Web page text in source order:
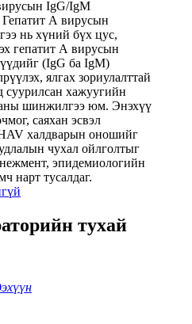
IgG/IgM
А вирусын
нь хүний ​​бүх цус,
гепатит А вирусын
(IgG ба IgM)
ялгах зориулалттай
суурилсан хажуугийн
шинжилгээ юм. Энэхүү
саяхан эсвэл
халдварын оношийг
чухал ойлголтыг
эпидемиологийн
нарт тусалдаг.
тухай